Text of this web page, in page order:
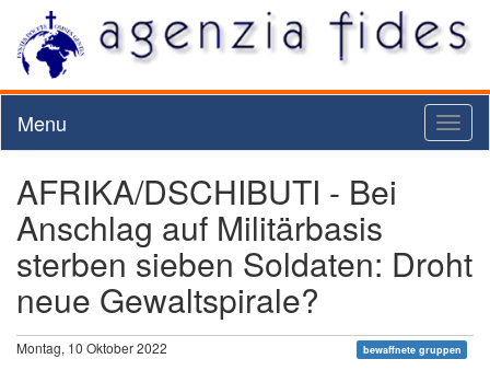
Menu
AFRIKA/DSCHIBUTI - Bei
Anschlag auf Militärbasis
sterben sieben Soldaten: Droht
neue Gewaltspirale?
Montag, 10 Oktober 2022 bewaffnete gruppen